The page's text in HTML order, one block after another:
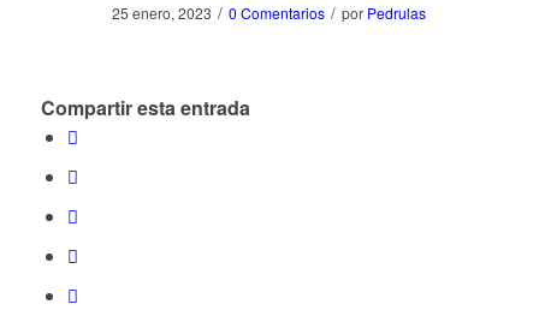
25 enero, 2023 / 0 Comentarios / por Pedrulas
Compartir esta entrada